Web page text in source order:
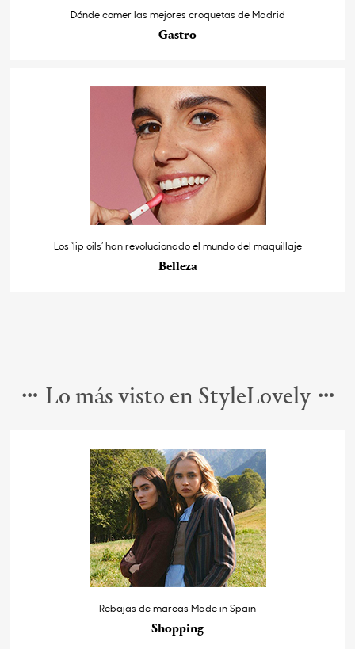
Dónde comer las mejores croquetas de Madrid
Gastro
Los ‘lip oils’ han revolucionado el mundo del maquillaje
Belleza
Lo más visto en StyleLovely
Rebajas de marcas Made in Spain
Shopping